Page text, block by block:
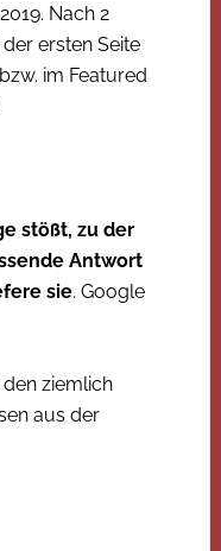
Nach 2
ersten Seite
im Featured
stößt, zu der
Antwort
sie. Google
ziemlich
aus der